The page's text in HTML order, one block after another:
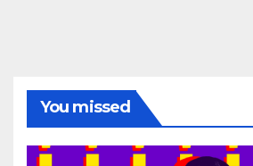
You missed